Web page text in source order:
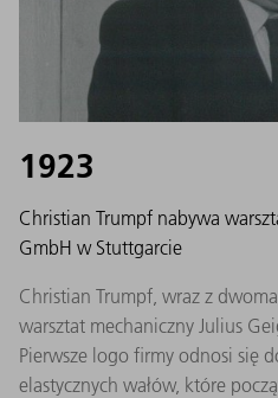
1923
Christian Trumpf nabywa
GmbH w Stuttgarcie
Christian Trumpf, wraz z
warsztat mechaniczny Julius
Pierwsze logo firmy odnosi się
elastycznych wałów, które